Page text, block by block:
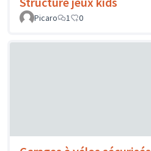
Picaro
1 0